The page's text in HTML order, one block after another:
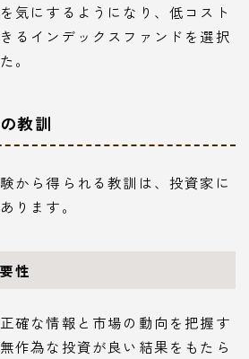
気にするようになり、低コスト
るインデックスファンドを選択
。
教訓
から得られる教訓は、投資家に
ります。
性
確な情報と市場の動向を把握す
作為な投資が良い結果をもたら